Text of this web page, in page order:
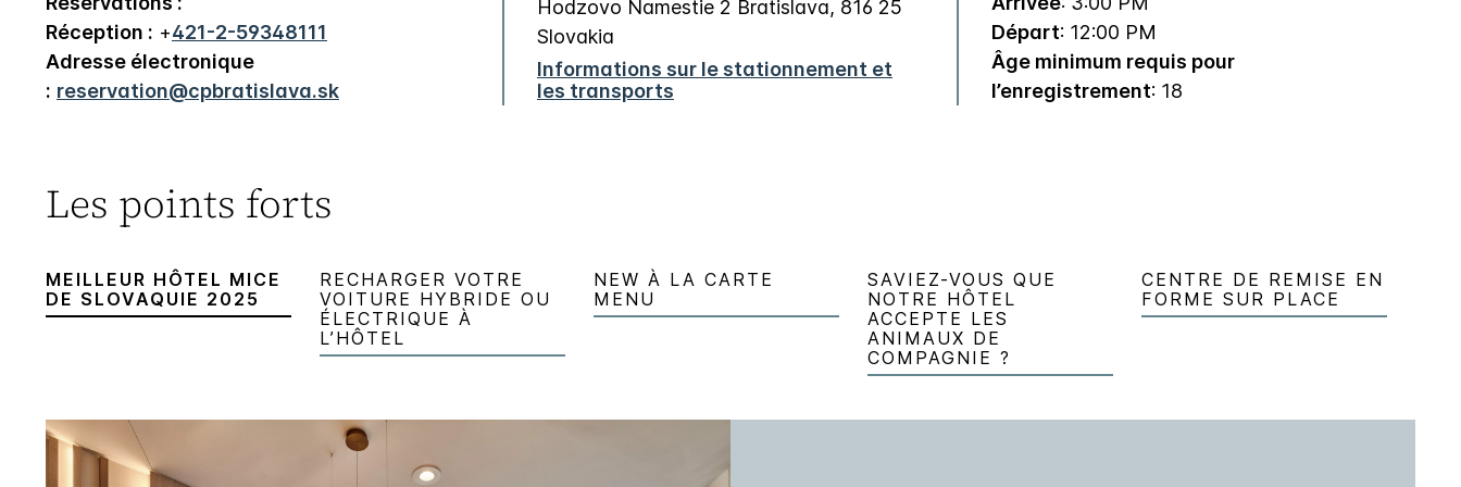
Réception : +421-2-59348111
Adresse électronique
: reservation@cpbratislava.sk
Hodzovo Namestie 2 Bratislava, 816 25
Slovakia
Informations sur le stationnement et
les transports
Départ: 12:00 PM
Âge minimum requis pour
l’enregistrement: 18
Les points forts
MEILLEUR HÔTEL MICE
DE SLOVAQUIE 2025
RECHARGER VOTRE
VOITURE HYBRIDE OU
ÉLECTRIQUE À
L’HÔTEL
NEW À LA CARTE
MENU
SAVIEZ-VOUS QUE
NOTRE HÔTEL
ACCEPTE LES
ANIMAUX DE
COMPAGNIE ?
CENTRE DE REMISE EN
FORME SUR PLACE